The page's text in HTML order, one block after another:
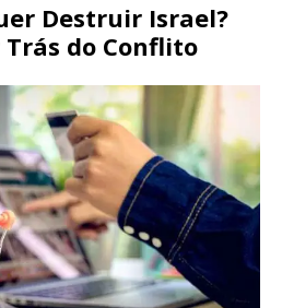
Destruir Israel?
do Conflito